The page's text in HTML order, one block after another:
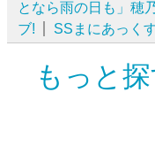
となら雨の日も」穂
ブ!
SSまにあっく
もっと